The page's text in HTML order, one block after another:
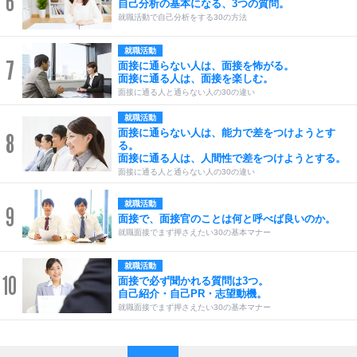
自己分析の基本になる、3つの質問。
就職活動で自己分析をする30の方法
7
就職活動
面接に通らない人は、面接を怖がる。
面接に通る人は、面接を楽しむ。
面接に通る人と通らない人の30の違い
8
就職活動
面接に通らない人は、能力で差をつけようとす
る。
面接に通る人は、人間性で差をつけようとする。
面接に通る人と通らない人の30の違い
9 就職活動
面接で、面接官のことは何と呼べば良いのか。
就職面接でまず押さえたい30の基本マナー
10
就職活動
面接で必ず聞かれる質問は3つ。
自己紹介・自己PR・志望動機。
就職面接でまず押さえたい30の基本マナー